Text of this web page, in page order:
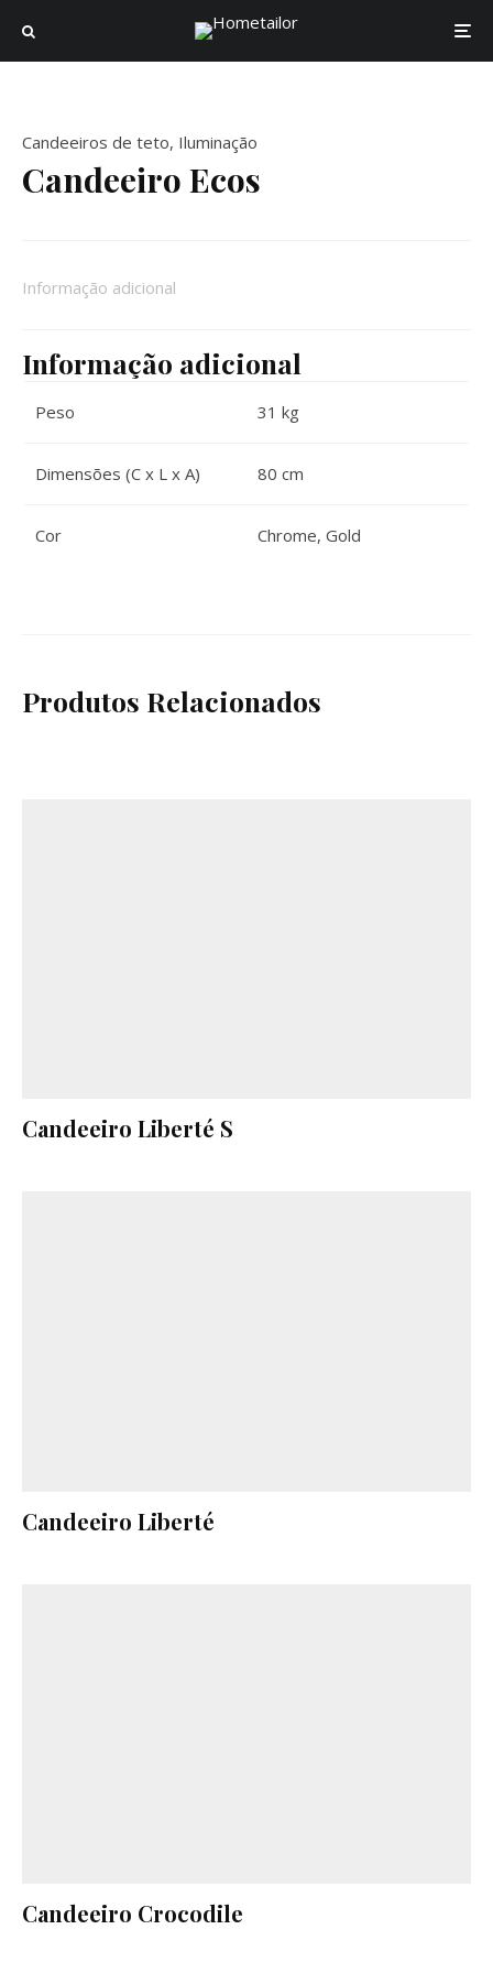
Candeeiros de teto, Iluminação
Candeeiro Ecos
Informação adicional
Informação adicional
Peso 31 kg
Dimensões (C x L x A) 80 cm
Cor Chrome, Gold
Produtos Relacionados
Candeeiro Liberté S
Candeeiro Liberté
Candeeiro Crocodile